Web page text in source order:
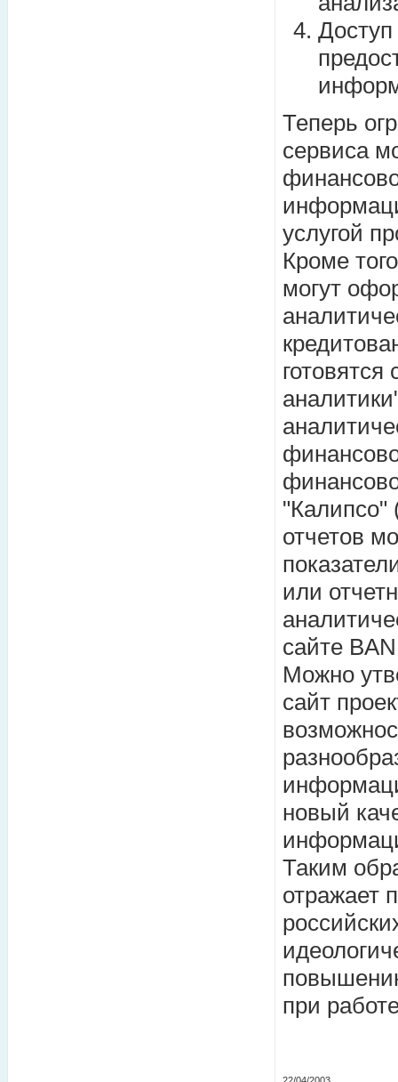
Теперь
сервиса
услугой
Кроме
могут
"Калипсо"
отчетов
или
сайте
Можно
сайт
новый
Таким
отражает
при